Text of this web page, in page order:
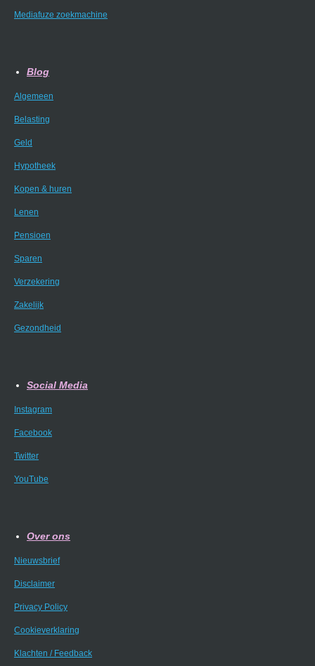
Mediafuze zoekmachine
Blog
Algemeen
Belasting
Geld
Hypotheek
Kopen & huren
Lenen
Pensioen
Sparen
Verzekering
Zakelijk
Gezondheid
Social Media
Instagram
Facebook
Twitter
YouTube
Over ons
Nieuwsbrief
Disclaimer
Privacy Policy
Cookieverklaring
Klachten / Feedback